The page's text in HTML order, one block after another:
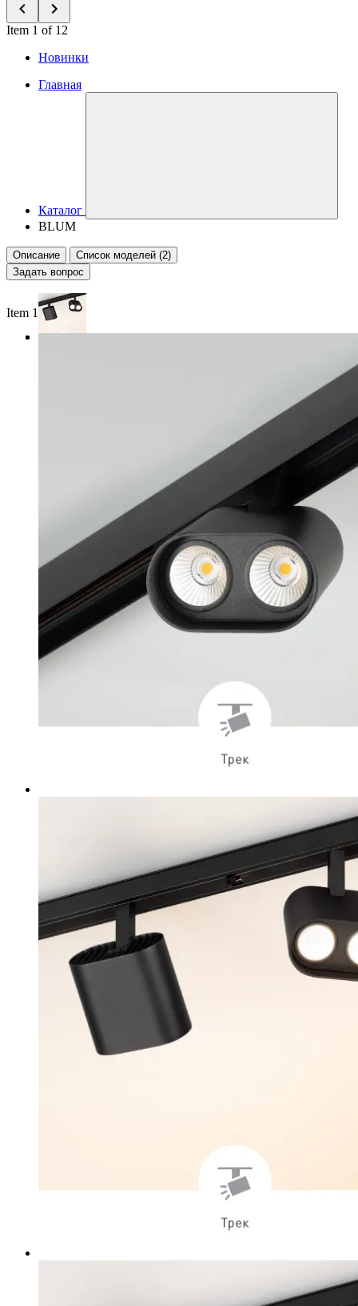
Item 1 of 12
Новинки
Главная
Каталог
BLUM
Описание
Список моделей (2)
Задать вопрос
Item 1 of 3